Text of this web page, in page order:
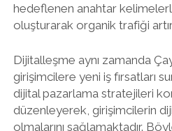
hedeflenen anahtar
oluşturarak organik trafiği
Dijitalleşme aynı zamanda
girişimcilere yeni iş fırsatları
dijital pazarlama stratejileri
düzenleyerek, girişimcilerin
olmalarını sağlamaktadır.